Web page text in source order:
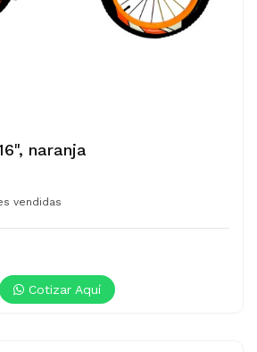
naranja
vendidas
Cotizar Aquí